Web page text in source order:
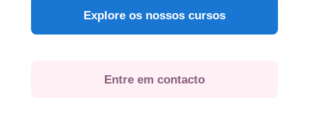
Explore os nossos cursos
Entre em contacto